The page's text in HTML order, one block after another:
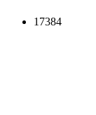
17384